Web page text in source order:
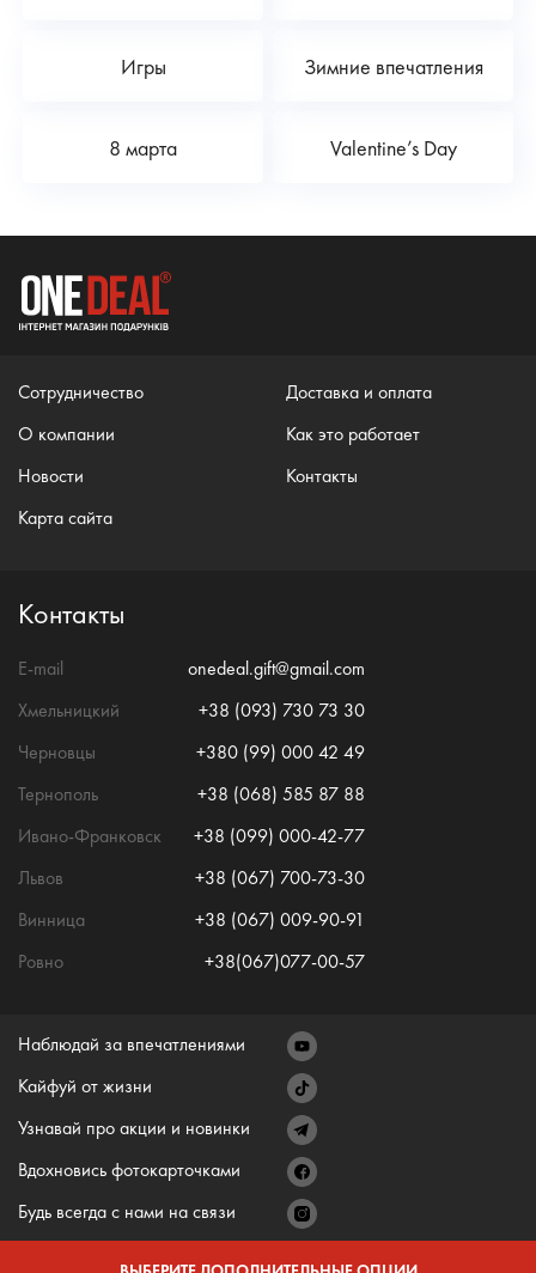
Игры Зимние впечатления
8 марта Valentine’s Day
Сотрудничество
О компании
Новости
Карта сайта
Доставка и оплата
Как это работает
Контакты
Контакты
E-mail
onedeal.gift@gmail.com
Хмельницкий
+38 (093) 730 73 30
Черновцы
+380 (99) 000 42 49
Тернополь
+38 (068) 585 87 88
Ивано-Франковск
+38 (099) 000-42-77
Львов
+38 (067) 700-73-30
Винница
+38 (067) 009-90-91
Ровно
+38(067)077-00-57
Наблюдай за впечатлениями
Кайфуй от жизни
Узнавай про акции и новинки
Вдохновись фотокарточками
Будь всегда с нами на связи